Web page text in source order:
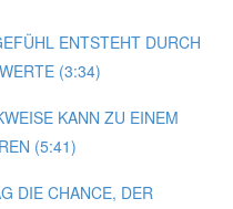
ENTSTEHT DURCH
(3:34)
KANN ZU EINEM
(5:41)
DIE CHANCE, DER